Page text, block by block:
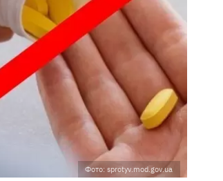
Фото: sprotyv.mod.gov.ua